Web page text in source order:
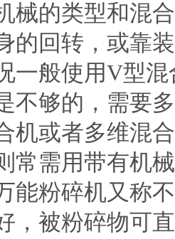
械的类型和混
的回转，或靠
一般使用V型
不够的，需要
机或者多维混
常需用带有机
粉碎机又称
，被粉碎物可